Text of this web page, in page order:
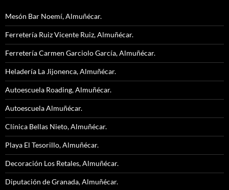
Mesón Bar Noemí, Almuñécar.
Ferretería Ruiz Vicente Ruiz, Almuñécar.
Ferretería Carmen Garciolo García, Almuñécar.
Heladería La Jijonenca, Almuñécar.
Autoescuela Roading, Almuñécar.
Autoescuela Almuñécar.
Clínica Bellas Nieto, Almuñécar.
Playa El Tesorillo, Almuñécar.
Decoración Los Retales, Almuñécar.
Diputación de Granada, Almuñécar.